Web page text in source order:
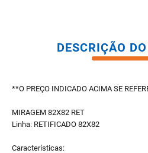
DESCRIÇÃO
**O PREÇO INDICADO ACIMA SE
MIRAGEM 82X82 RET
Linha: RETIFICADO 82X82
Características: